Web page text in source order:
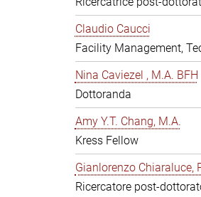
Claudio Caucci
Facility Management,
Nina Caviezel , M.A. BFH
Dottoranda
Amy Y.T. Chang, M.A.
Kress Fellow
Gianlorenzo Chiaraluce,
Ricercatore post-